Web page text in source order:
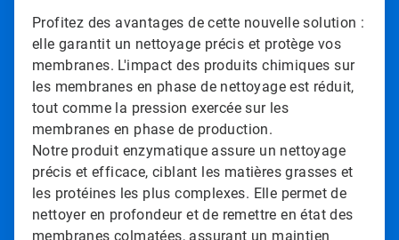
Profitez des avantages de cette nouvelle solution :
elle garantit un nettoyage précis et protège vos
membranes. L'impact des produits chimiques sur
les membranes en phase de nettoyage est réduit,
tout comme la pression exercée sur les
membranes en phase de production.
Notre produit enzymatique assure un nettoyage
précis et efficace, ciblant les matières grasses et
les protéines les plus complexes. Elle permet de
nettoyer en profondeur et de remettre en état des
membranes colmatées, assurant un maintien